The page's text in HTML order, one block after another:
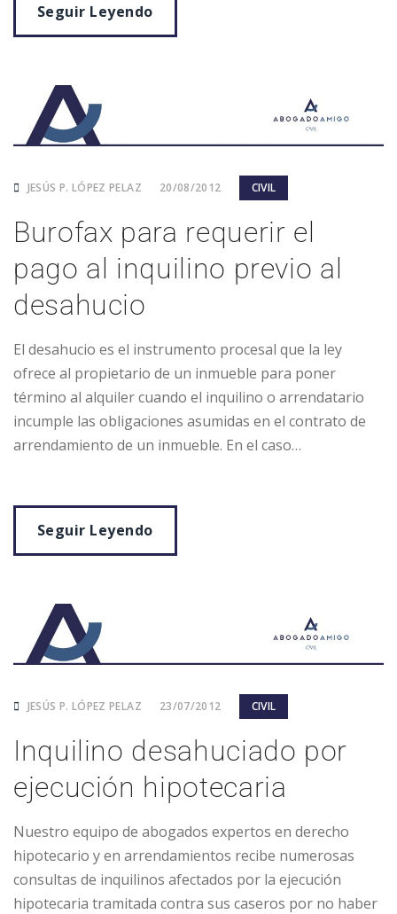
Seguir Leyendo
JESÚS P. LÓPEZ PELAZ 20/08/2012 CIVIL
Burofax para requerir el
pago al inquilino previo al
desahucio
El desahucio es el instrumento procesal que la ley
ofrece al propietario de un inmueble para poner
término al alquiler cuando el inquilino o arrendatario
incumple las obligaciones asumidas en el contrato de
arrendamiento de un inmueble. En el caso…
Seguir Leyendo
JESÚS P. LÓPEZ PELAZ 23/07/2012 CIVIL
Inquilino desahuciado por
ejecución hipotecaria
Nuestro equipo de abogados expertos en derecho
hipotecario y en arrendamientos recibe numerosas
consultas de inquilinos afectados por la ejecución
hipotecaria tramitada contra sus caseros por no haber